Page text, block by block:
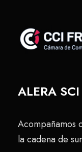
ALERA SCI
Acompañamos
la cadena de